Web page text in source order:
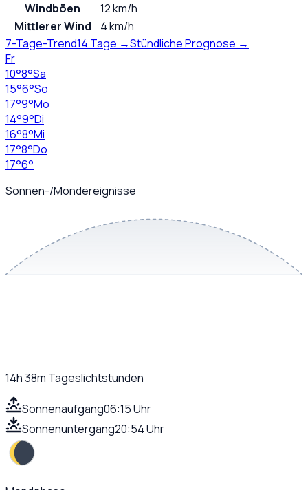
Windböen
12 km/h
Mittlerer Wind
4 km/h
7-Tage-Trend14 Tage →Stündliche Prognose →
Fr
10°8°Sa
15°6°So
17°9°Mo
14°9°Di
16°8°Mi
17°8°Do
17°6°
Sonnen-/Mondereignisse
14h 38m Tageslichtstunden
Sonnenaufgang06:15 Uhr
Sonnenuntergang20:54 Uhr